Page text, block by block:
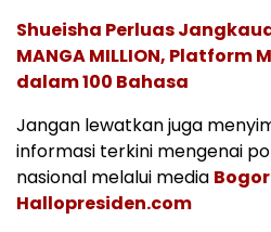
Shueisha Perluas
MANGA MILLION, Platform
dalam 100 Bahasa
Jangan lewatkan juga
informasi terkini mengenai
nasional melalui media
Hallopresiden.com